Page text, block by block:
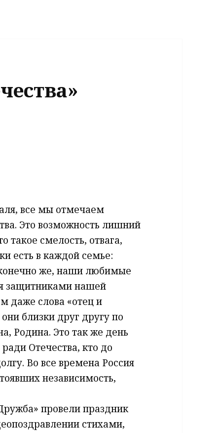
все мы отмечаем
Это возможность лишний
такое смелость, отвага,
есть в каждой семье:
же, наши любимые
защитниками нашей
даже слова «отец и
близки друг другу по
Родина. Это так же день
Отечества, кто до
Во все времена Россия
независимость,
провели праздник
стихами,